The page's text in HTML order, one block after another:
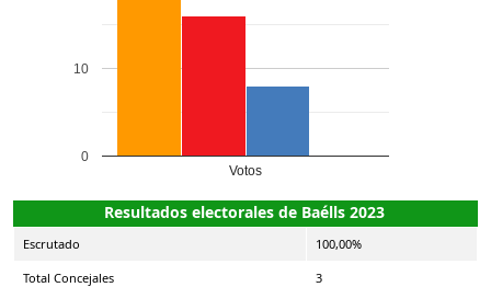
Votos
0
10
Resultados electorales de Baélls 2023
Escrutado 100,00%
Total Concejales 3